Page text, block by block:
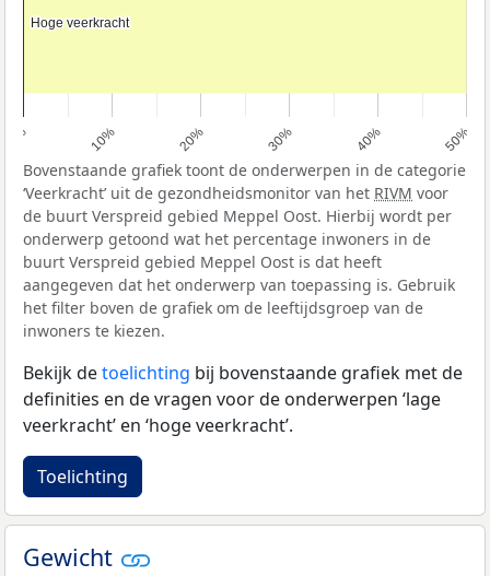
0% 10% 20% 30% 40% 50%
Hoge veerkracht
Hoge veerkracht
Bovenstaande grafiek toont de onderwerpen in de categorie
‘Veerkracht’ uit de gezondheidsmonitor van het RIVM voor
de buurt Verspreid gebied Meppel Oost. Hierbij wordt per
onderwerp getoond wat het percentage inwoners in de
buurt Verspreid gebied Meppel Oost is dat heeft
aangegeven dat het onderwerp van toepassing is. Gebruik
het filter boven de grafiek om de leeftijdsgroep van de
inwoners te kiezen.
Bekijk detoelichting bij bovenstaande grafiek met de
definities en de vragen voor de onderwerpen ‘lage
veerkracht’ en ‘hoge veerkracht’.
Toelichting
Gewicht